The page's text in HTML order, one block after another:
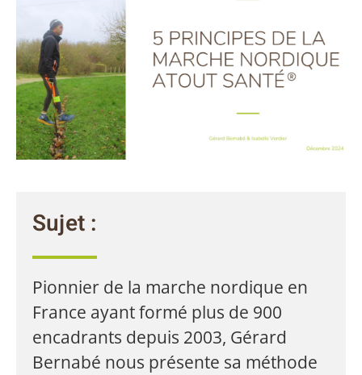
Sujet :
Pionnier de la marche nordique en
France ayant formé plus de 900
encadrants depuis 2003, Gérard
Bernabé nous présente sa méthode